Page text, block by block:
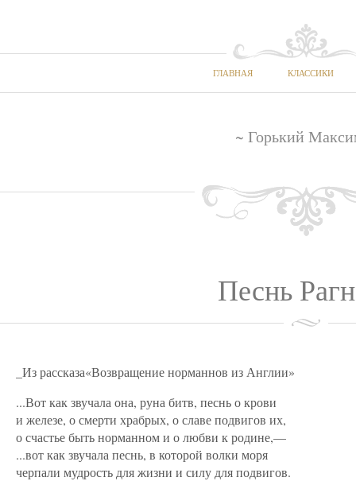
ГЛАВНАЯ КЛАССИКИ
~ Горький
Песнь
_Из рассказа«Возвращение норманнов из Англии»
...Вот как звучала она, руна битв, песнь о крови
и железе, о смерти храбрых, о славе подвигов их,
о счастье быть норманном и о любви к родине,—
...вот как звучала песнь, в которой волки моря
черпали мудрость для жизни и силу для подвигов.